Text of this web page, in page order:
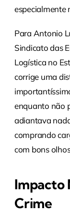
especialmente
Para Antonio
Sindicato das
Logística no
corrige uma
enquanto não
adiantava
comprando
com bons
Impacto
Crime